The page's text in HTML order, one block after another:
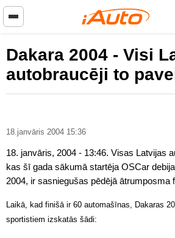
Dakara 2004 - Visi
autobraucēji to
18.janvāris 2004 15:36
18. janvāris, 2004 - 13:46. Visas Latvijas
kas šī gada sākumā startēja OSCar
2004, ir sasniegušas pēdējā ātrumposma
Laikā, kad finišā ir 60 automašīnas, Dakaras
sportistiem izskatās šādi: